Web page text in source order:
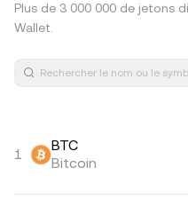
Plus de 3 000 000 de jetons
Wallet.
1
BTC
Bitcoin